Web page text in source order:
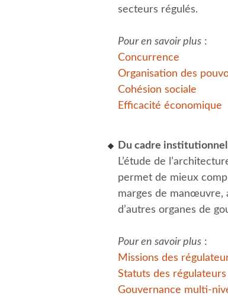
secteurs régulés.
Pour en savoir plus :
Concurrence
​Organisation des
Cohésion sociale
Efficacité économique
Du cadre
L’étude de
permet de mieux
marges de manœuvre,
d’autres organes de
Pour en savoir plus :
Missions des
Statuts des régulateurs
Gouvernance multi-